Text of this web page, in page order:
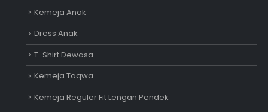
Kemeja Anak
Dress Anak
T-Shirt Dewasa
Kemeja Taqwa
Kemeja Reguler Fit Lengan Pendek